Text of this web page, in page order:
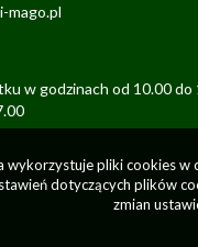
mago.pl
w godzinach od 10.00 do
wykorzystuje pliki cookies w
dotyczących plików
zmian